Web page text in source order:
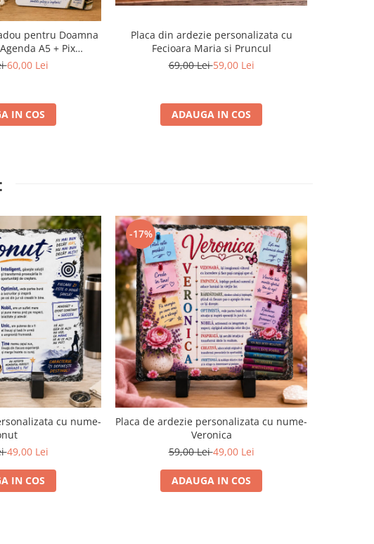
pentru Doamna
A5 + Pix
cu Mesaj de la
60,00 Lei
IN COS
Placa din ardezie personalizata cu
Fecioara Maria si Pruncul
69,00 Lei59,00 Lei
ADAUGA IN COS
cu nume-
49,00 Lei
IN COS
-17%
Placa de ardezie personalizata cu nume-
Veronica
59,00 Lei49,00 Lei
ADAUGA IN COS